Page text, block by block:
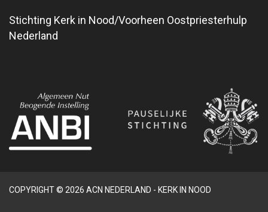
Stichting Kerk in Nood/Voorheen Oostpriesterhulp
Nederland
COPYRIGHT © 2026 ACN NEDERLAND - KERK IN NOOD